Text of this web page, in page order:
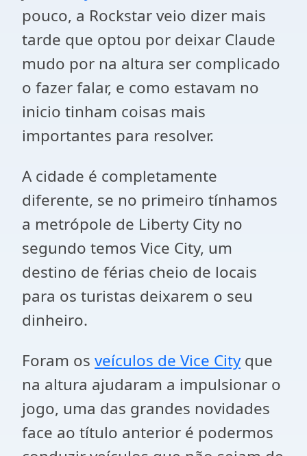
pouco, a Rockstar veio dizer mais
tarde que optou por deixar Claude
mudo por na altura ser complicado
o fazer falar, e como estavam no
inicio tinham coisas mais
importantes para resolver.
A cidade é completamente
diferente, se no primeiro tínhamos
a metrópole de Liberty City no
segundo temos Vice City, um
destino de férias cheio de locais
para os turistas deixarem o seu
dinheiro.
Foram os veículos de Vice Cityque
na altura ajudaram a impulsionar o
jogo, uma das grandes novidades
face ao título anterior é podermos